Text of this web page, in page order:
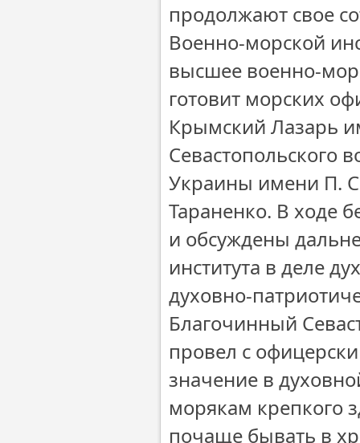
продолжают свое
Военно-морской
высшее военно-
готовит морских
Крымский Лазарь
Севастопольского
Украины имени П.
Тараненко. В ходе
и обсуждены
института в деле
духовно-
Благочинный
провел с
значение в
морякам крепкого
почаще бывать в